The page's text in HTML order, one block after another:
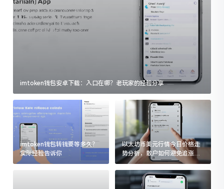
imtoken钱包安卓下载：入口在哪？老玩家的经验分享
imtoken钱包转钱要等多久？
实际经验告诉你
以太坊币美元行情今日价格走
势分析，散户如何避免追涨杀
跌被套牢